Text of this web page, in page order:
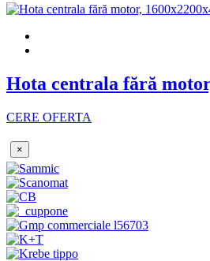
Hota centrala fără
CERE OFERTA
×